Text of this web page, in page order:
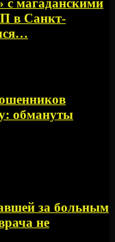
с магаданскими
в Санкт-
обмануты
за больным
не